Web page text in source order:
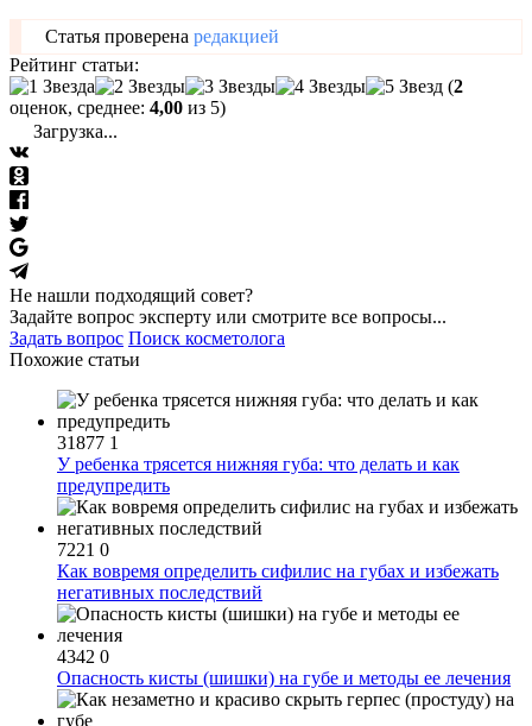
Статья проверена редакцией
Рейтинг статьи:
(2
оценок, среднее: 4,00 из 5)
Загрузка...
Не нашли подходящий совет?
Задайте вопрос эксперту или смотрите все вопросы...
Задать вопрос Поиск косметолога
Похожие статьи
31877 1
У ребенка трясется нижняя губа: что делать и как
предупредить
7221 0
Как вовремя определить сифилис на губах и избежать
негативных последствий
4342 0
Опасность кисты (шишки) на губе и методы ее лечения